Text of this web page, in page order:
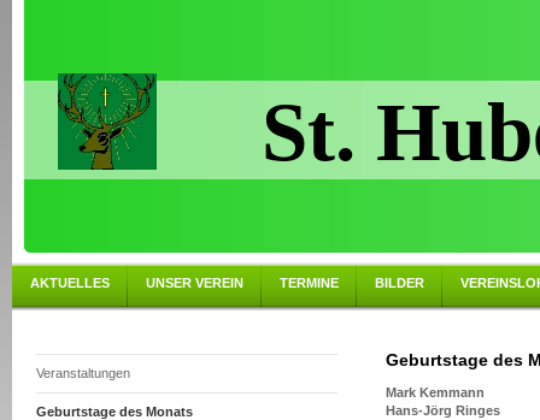
St.
AKTUELLES UNSER VEREIN TERMINE BILDER
Veranstaltungen
Geburtstage des Monats
Geburtstage des
Mark Kemmann
Hans-Jörg Ringes